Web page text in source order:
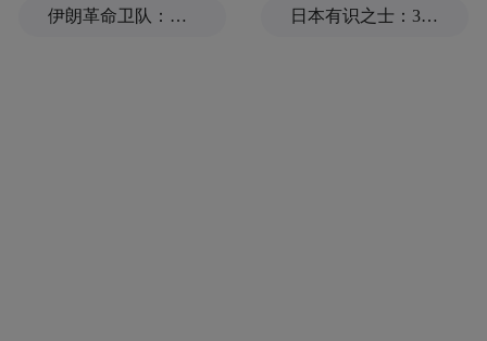
伊朗革命卫队：将保持对海峡控制至敌方接受全部条件 日本有识之士：32名中国劳工本不该命丧长崎